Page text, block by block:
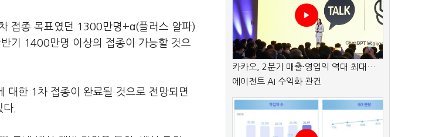
접종 목표였던 1300만명+α(플러스 알파)
기 1400만명 이상의 접종이 가능할 것으
한 1차 접종이 완료될 것으로 전망되면
.
카카오, 2분기 매출·영업익 역대 최대…
에이전트 AI 수익화 관건